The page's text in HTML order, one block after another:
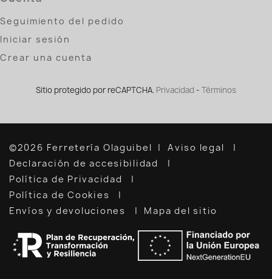
Seguimiento del pedido
Iniciar sesión
Crear una cuenta
Sitio protegido por reCAPTCHA. Privacidad - Términos
©2026 Ferretería Olaguibel
Aviso legal
Declaración de accesibilidad
Política de Privacidad
Política de Cookies
Envíos y devoluciones
Mapa del sitio